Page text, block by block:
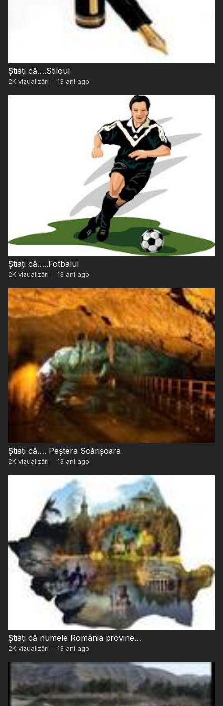
Știați că….Stiloul
2Kvizualizări · 13 ani ago
Știați că…..Fotbalul
2Kvizualizări · 13 ani ago
Știați că…. Peștera Scărișoara
2Kvizualizări · 13 ani ago
Știați că numele România provine…
2Kvizualizări · 13 ani ago